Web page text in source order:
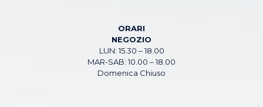
ORARI
NEGOZIO
LUN: 15.30 – 18.00
MAR-SAB: 10.00 – 18.00
Domenica Chiuso